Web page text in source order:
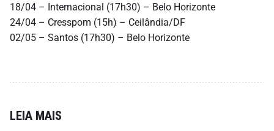
18/04 – Internacional (17h30) – Belo Horizonte
24/04 – Cresspom (15h) – Ceilândia/DF
02/05 – Santos (17h30) – Belo Horizonte
LEIA MAIS